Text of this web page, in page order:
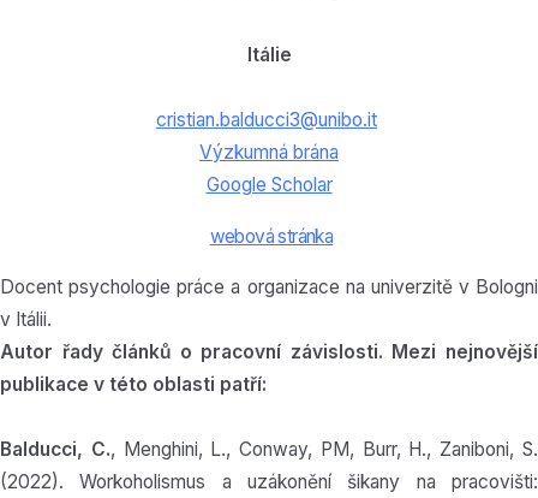
Itálie
cristian.balducci3@unibo.it
Výzkumná brána
Google Scholar
webová stránka
Docent psychologie práce a organizace na univerzitě v Bologni
v Itálii.
Autor řady článků o pracovní závislosti. Mezi nejnovější
publikace v této oblasti patří:
Balducci, C., Menghini, L., Conway, PM, Burr, H., Zaniboni, S.
(2022). Workoholismus a uzákonění šikany na pracovišti: